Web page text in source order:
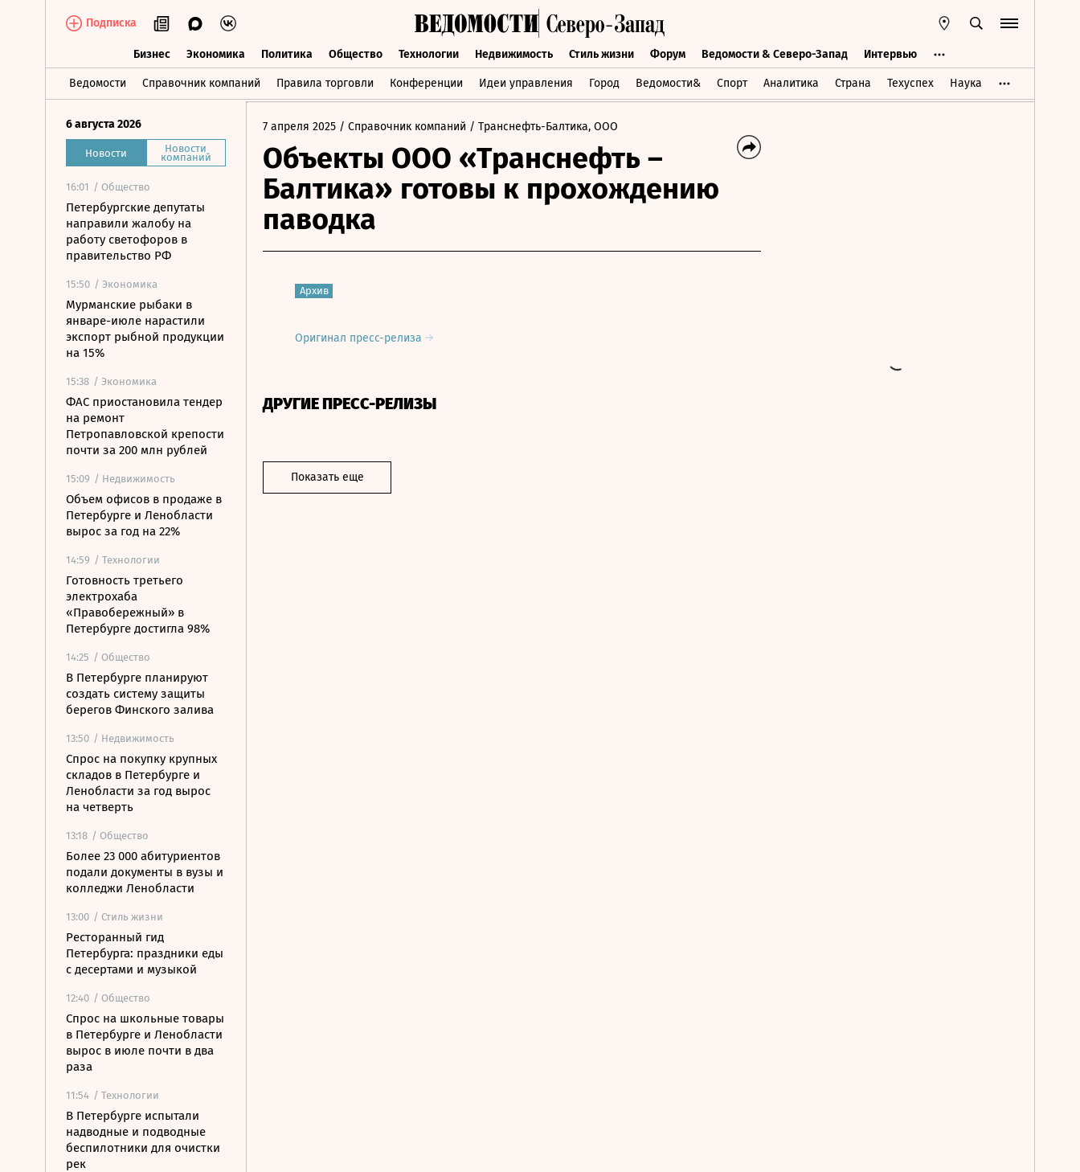
Подписка
Бизнес Экономика Политика Общество Технологии Недвижимость Стиль жизни Форум Ведомости & Северо-Запад Интервью
Ведомости Справочник компаний Правила торговли Конференции Идеи управления Город Ведомости& Спорт Аналитика Страна Техуспех Наука
Бизнес Экономика Политика Общество Технологии Недвижимость Стиль жизни Форум Ведомости & Северо-Запад Интервью
6 августа 2026
Новости Новости
компаний
16:01 / Общество
Петербургские депутаты
направили жалобу на
работу светофоров в
правительство РФ
15:50 / Экономика
Мурманские рыбаки в
январе-июле нарастили
экспорт рыбной продукции
на 15%
15:38 / Экономика
ФАС приостановила тендер
на ремонт
Петропавловской крепости
почти за 200 млн рублей
15:09 / Недвижимость
Объем офисов в продаже в
Петербурге и Ленобласти
вырос за год на 22%
14:59 / Технологии
Готовность третьего
электрохаба
«Правобережный» в
Петербурге достигла 98%
14:25 / Общество
В Петербурге планируют
создать систему защиты
берегов Финского залива
13:50 / Недвижимость
Спрос на покупку крупных
складов в Петербурге и
Ленобласти за год вырос
на четверть
13:18 / Общество
Более 23 000 абитуриентов
подали документы в вузы и
колледжи Ленобласти
13:00 / Стиль жизни
Ресторанный гид
Петербурга: праздники еды
с десертами и музыкой
12:40 / Общество
Спрос на школьные товары
в Петербурге и Ленобласти
вырос в июле почти в два
раза
11:54 / Технологии
В Петербурге испытали
надводные и подводные
беспилотники для очистки
рек
7 апреля 2025 / Справочник компаний / Транснефть-Балтика, ООО
Объекты ООО «Транснефть –
Балтика» готовы к прохождению
паводка
Архив
Оригинал пресс-релиза
ДРУГИЕ ПРЕСС-РЕЛИЗЫ
Показать еще